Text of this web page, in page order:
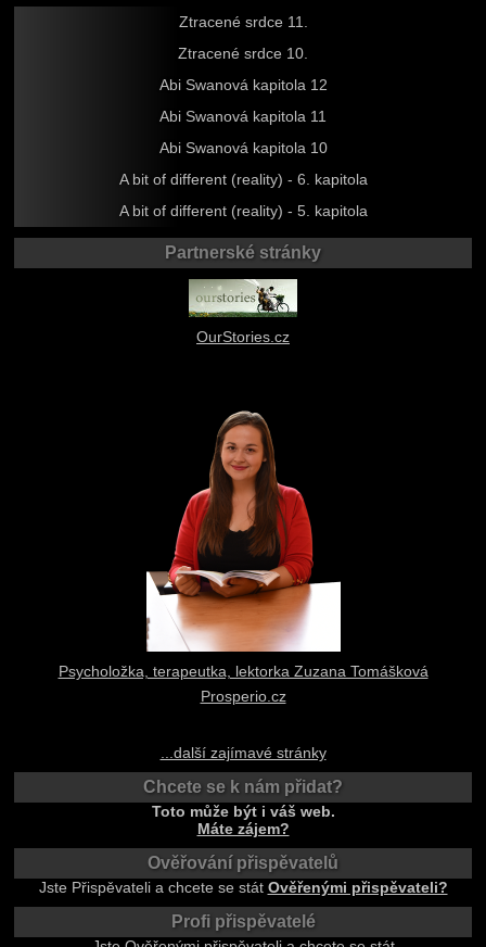
Ztracené srdce 11.
Ztracené srdce 10.
Abi Swanová kapitola 12
Abi Swanová kapitola 11
Abi Swanová kapitola 10
A bit of different (reality) - 6. kapitola
A bit of different (reality) - 5. kapitola
Partnerské stránky
OurStories.cz
Psycholožka, terapeutka, lektorka Zuzana Tomášková
Prosperio.cz
...další zajímavé stránky
Chcete se k nám přidat?
Toto může být i váš web.
Máte zájem?
Ověřování přispěvatelů
Jste Přispěvateli a chcete se stát Ověřenými přispěvateli?
Profi přispěvatelé